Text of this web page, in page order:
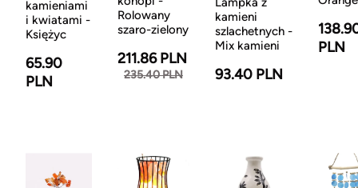
kamieniami
i kwiatami -
Księżyc
65.90
PLN
Rolowany
szaro-zielony
211.86 PLN
235.40 PLN
kamieni
szlachetnych -
Mix kamieni
93.40 PLN
PLN